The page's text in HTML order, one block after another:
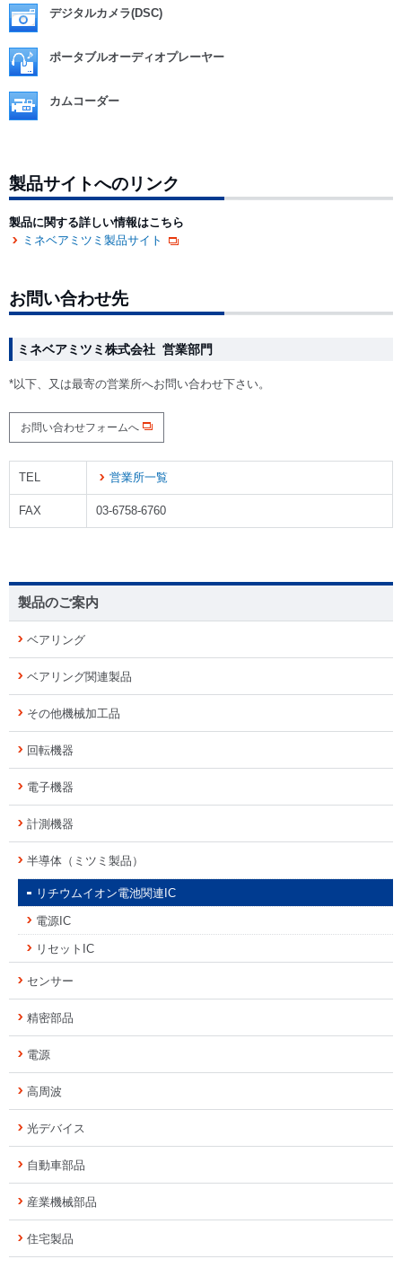
デジタルカメラ(DSC)
ポータブルオーディオプレーヤー
カムコーダー
製品サイトへのリンク
製品に関する詳しい情報はこちら
ミネベアミツミ製品サイト
お問い合わせ先
ミネベアミツミ株式会社 営業部門
*以下、又は最寄の営業所へお問い合わせ下さい。
お問い合わせフォームへ
TEL 営業所一覧
FAX 03-6758-6760
製品のご案内
ベアリング
ベアリング関連製品
その他機械加工品
回転機器
電子機器
計測機器
半導体（ミツミ製品）
リチウムイオン電池関連IC
電源IC
リセットIC
センサー
精密部品
電源
高周波
光デバイス
自動車部品
産業機械部品
住宅製品